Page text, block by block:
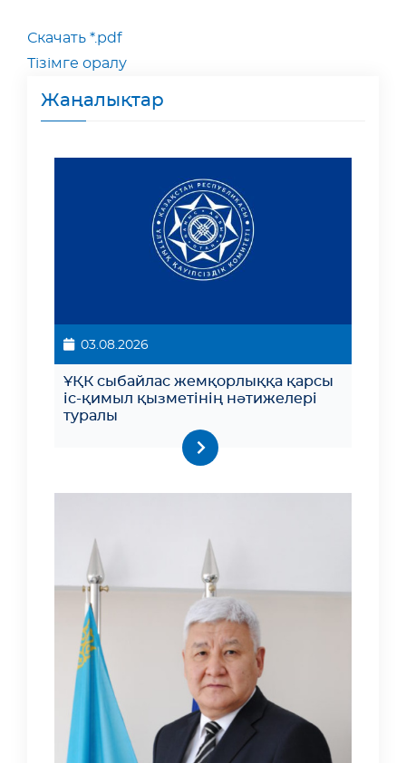
Жаңалықтар
03.08.2026
ҰҚК сыбайлас жемқорлыққа қарсы
іс-қимыл қызметінің нәтижелері
туралы
Скачать *.pdf
Тізімге оралу